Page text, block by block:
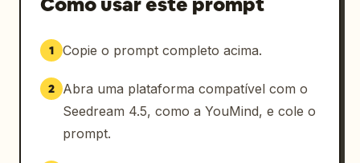
1 Copie o prompt completo acima.
2
Abra uma plataforma compatível com o
Seedream 4.5, como a YouMind, e cole o
prompt.